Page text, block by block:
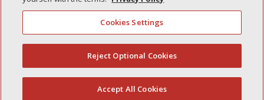
Política de privacidad
Sus opciones de privacidad
Autoridad de control
(844) 607-2249
Cookies Settings
Reject Optional Cookies
Accept All Cookies